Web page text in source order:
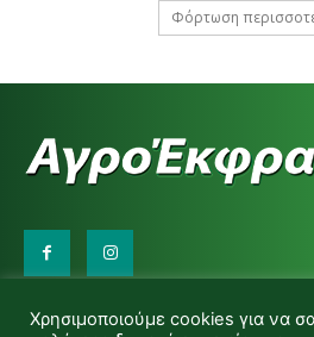
Φόρτωση
d.makas@yahoo.gr
Χρησιμοποιούμε cookies για να